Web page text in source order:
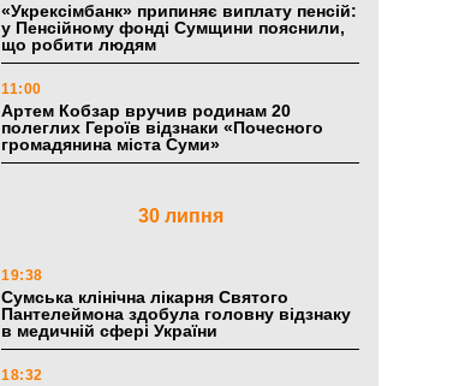
«Укрексімбанк» припиняє виплату пенсій:
у Пенсійному фонді Сумщини пояснили,
що робити людям
11:00
Артем Кобзар вручив родинам 20
полеглих Героїв відзнаки «Почесного
громадянина міста Суми»
30 липня
19:38
Сумська клінічна лікарня Святого
Пантелеймона здобула головну відзнаку
в медичній сфері України
18:32